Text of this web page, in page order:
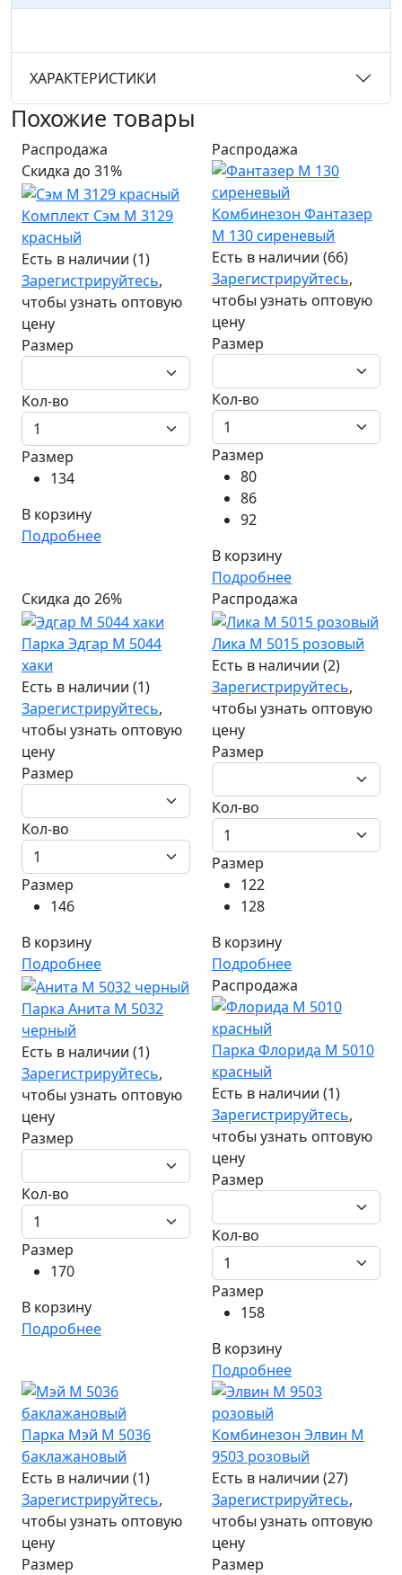
ХАРАКТЕРИСТИКИ
Похожие товары
Распродажа
Скидка до 31%
Комплект Сэм М 3129
красный
Есть в наличии (1)
Зарегистрируйтесь,
чтобы узнать оптовую
цену
Размер
Кол-во
Размер
134
В корзину
Подробнее
Распродажа
Комбинезон Фантазер
М 130 сиреневый
Есть в наличии (66)
Зарегистрируйтесь,
чтобы узнать оптовую
цену
Размер
Кол-во
Размер
80
86
92
В корзину
Подробнее
Скидка до 26%
Парка Эдгар М 5044
хаки
Есть в наличии (1)
Зарегистрируйтесь,
чтобы узнать оптовую
цену
Размер
Кол-во
Размер
146
В корзину
Подробнее
Распродажа
Лика М 5015 розовый
Есть в наличии (2)
Зарегистрируйтесь,
чтобы узнать оптовую
цену
Размер
Кол-во
Размер
122
128
В корзину
Подробнее
Парка Анита М 5032
черный
Есть в наличии (1)
Зарегистрируйтесь,
чтобы узнать оптовую
цену
Размер
Кол-во
Размер
170
В корзину
Подробнее
Распродажа
Парка Флорида М 5010
красный
Есть в наличии (1)
Зарегистрируйтесь,
чтобы узнать оптовую
цену
Размер
Кол-во
Размер
158
В корзину
Подробнее
Парка Мэй М 5036
баклажановый
Есть в наличии (1)
Зарегистрируйтесь,
чтобы узнать оптовую
цену
Размер
Комбинезон Элвин М
9503 розовый
Есть в наличии (27)
Зарегистрируйтесь,
чтобы узнать оптовую
цену
Размер